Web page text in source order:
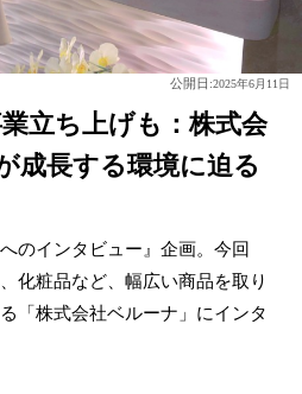
公開日:2025年6月11日
立ち上げも：株式会
成長する環境に迫る
のインタビュー』企画。今回
化粧品など、幅広い商品を取り
「株式会社ベルーナ」にインタ